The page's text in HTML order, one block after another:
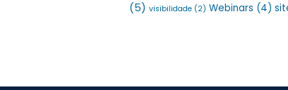
(5) visibilidade (2) Webinars (4)